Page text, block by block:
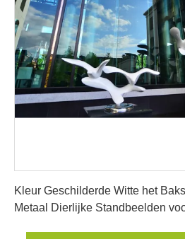
Kleur Geschilderde Witte het
Metaal Dierlijke Standbeelden